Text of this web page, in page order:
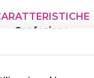
Confezione